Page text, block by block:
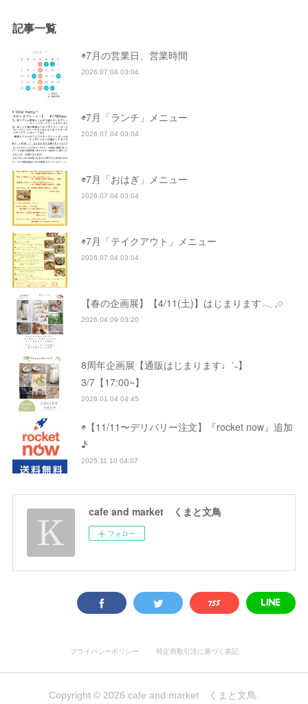
記事一覧
◉7月の営業日、営業時間
2026.07.04 03:04
◉7月「ランチ」メニュー
2026.07.04 03:04
◉7月「おはぎ」メニュー
2026.07.04 03:04
◉7月「テイクアウト」メニュー
2026.07.04 03:04
【春の企画展】【4/11(土)】はじまります𓂃 𓈒𓏸
2026.04.09 03:20
8周年企画展【通販はじまります♩ˊ˗】
3/7【17:00~】
2026.01.04 04:45
◉【11/11〜デリバリー注文】『rocket now』追加
♪
2025.11.10 04:07
cafe and market くまと文鳥
フォロー
プライバシーポリシー 特定商取引法に基づく表記
Copyright © 2026 cafe and market くまと文鳥